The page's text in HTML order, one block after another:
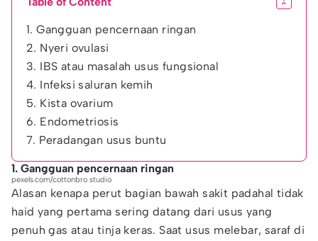
1. Gangguan pencernaan ringan
2. Nyeri ovulasi
3. IBS atau masalah usus fungsional
4. Infeksi saluran kemih
5. Kista ovarium
6. Endometriosis
7. Peradangan usus buntu
1. Gangguan pencernaan ringan
pexels.com/cottonbro studio
Alasan kenapa perut bagian bawah sakit padahal tidak
haid yang pertama sering datang dari usus yang
penuh gas atau tinja keras. Saat usus melebar, saraf di